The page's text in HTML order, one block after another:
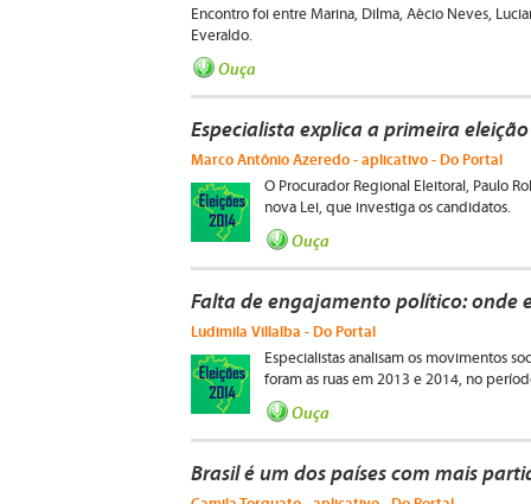
Encontro foi entre Marina, Dilma, Aécio Neves,
Everaldo.
Ouça
Especialista explica a primeira
Marco Antônio Azeredo - aplicativo - Do Portal
O Procurador Regional Eleitoral, Paulo
nova Lei, que investiga os candidatos.
Ouça
Falta de engajamento político: onde
Ludimila Villalba - Do Portal
Especialistas analisam os movimentos
foram as ruas em 2013 e 2014, no
Ouça
Brasil é um dos países com mais